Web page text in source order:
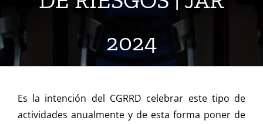
2024
Es la intención del CGRRD celebrar este tipo de
actividades anualmente y de esta forma poner de